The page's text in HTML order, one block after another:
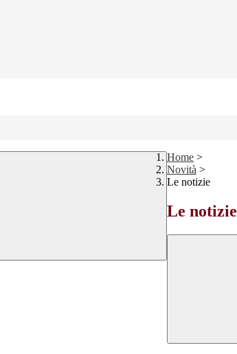
Home >
Novità >
Le notizie
Le notizie